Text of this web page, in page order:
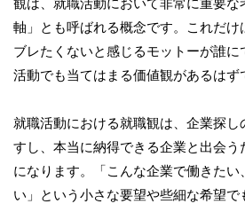
軸」とも呼ばれる概念です。これだけ
ブレたくないと感じるモットーが誰
活動でも当てはまる価値観があるはず
就職活動における就職観は、企業探し
すし、本当に納得できる企業と出会
になります。「こんな企業で働きたい
い」という小さな要望や些細な希望